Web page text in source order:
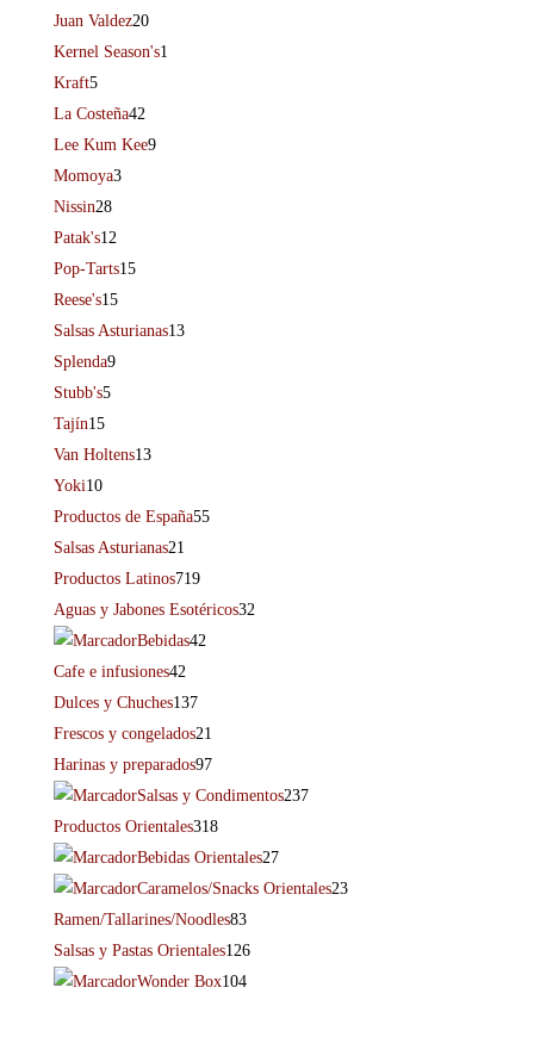
Juan Valdez20
Kernel Season's1
Kraft5
La Costeña42
Lee Kum Kee9
Momoya3
Nissin28
Patak's12
Pop-Tarts15
Reese's15
Salsas Asturianas13
Splenda9
Stubb's5
Tajín15
Van Holtens13
Yoki10
Productos de España55
Salsas Asturianas21
Productos Latinos719
Aguas y Jabones Esotéricos32
Bebidas42
Cafe e infusiones42
Dulces y Chuches137
Frescos y congelados21
Harinas y preparados97
Salsas y Condimentos237
Productos Orientales318
Bebidas Orientales27
Caramelos/Snacks Orientales23
Ramen/Tallarines/Noodles83
Salsas y Pastas Orientales126
Wonder Box104